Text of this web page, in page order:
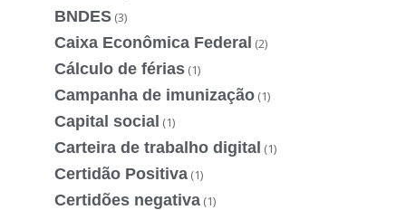
BNDES (3)
Caixa Econômica Federal (2)
Cálculo de férias (1)
Campanha de imunização (1)
Capital social (1)
Carteira de trabalho digital (1)
Certidão Positiva (1)
Certidões negativa (1)